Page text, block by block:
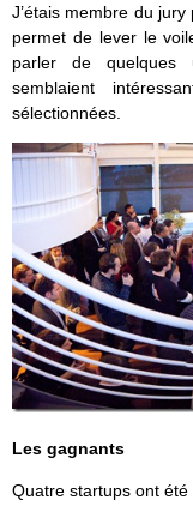
J’étais membre du
permet de lever le
parler de quelques
semblaient
sélectionnées.
Les gagnants
Quatre startups ont été